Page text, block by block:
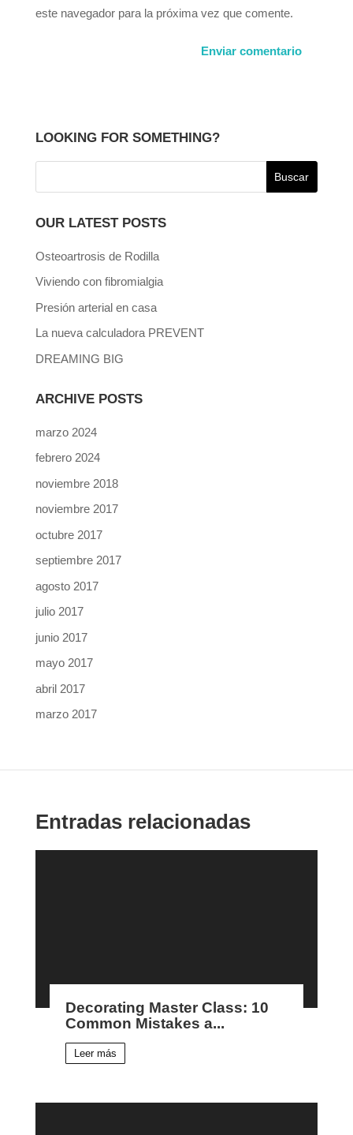
este navegador para la próxima vez que comente.
LOOKING FOR SOMETHING?
OUR LATEST POSTS
Osteoartrosis de Rodilla
Viviendo con fibromialgia
Presión arterial en casa
La nueva calculadora PREVENT
DREAMING BIG
ARCHIVE POSTS
marzo 2024
febrero 2024
noviembre 2018
noviembre 2017
octubre 2017
septiembre 2017
agosto 2017
julio 2017
junio 2017
mayo 2017
abril 2017
marzo 2017
Entradas relacionadas
Decorating Master Class: 10
Common Mistakes a...
Leer más